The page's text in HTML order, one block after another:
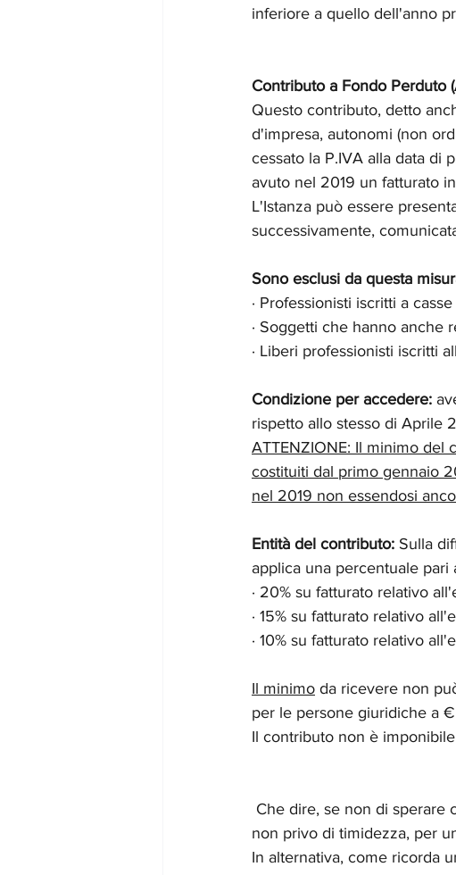
inferiore a quello dell'anno
Contributo a Fondo Perduto
Questo contributo, detto
d'impresa, autonomi (non
cessato la P.IVA alla data di
avuto nel 2019 un fatturato
L'Istanza può essere
successivamente,
Sono esclusi da questa
· Professionisti iscritti a
· Soggetti che hanno anche
· Liberi professionisti iscritti
Condizione per accedere:
rispetto allo stesso di Aprile
ATTENZIONE: Il minimo del
costituiti dal primo gennaio
nel 2019 non essendosi
Entità del contributo: Sulla
applica una percentuale pari
· 20% su fatturato relativo
· 15% su fatturato relativo
· 10% su fatturato relativo
Il minimo da ricevere non
per le persone giuridiche a
Il contributo non è
non privo di timidezza, per
In alternativa, come ricorda